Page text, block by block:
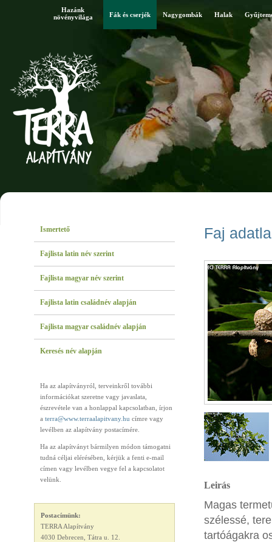
Hazánk
növényvilága
Fák és cserjék Nagygombák Halak
Ismertető
Fajlista latin név szerint
Fajlista magyar név szerint
Fajlista latin családnév alapján
Fajlista magyar családnév alapján
Keresés név alapján
Ha az alapítványról, terveinkről további
információkat szeretne vagy javaslata,
észrevétele van a honlappal kapcsolatban, írjon
a terra@www.terraalapitvany.hu címre vagy
levélben az alapítvány postacímére.
Ha az alapítványt bármilyen módon támogatni
tudná céljai elérésében, kérjük a fenti e-mail
címen vagy levélben vegye fel a kapcsolatot
velünk.
Postacímünk:
TERRA Alapítvány
4030 Debrecen, Tátra u. 12.
Faj
Leirás
Magas
szélessé,
tartóágakra